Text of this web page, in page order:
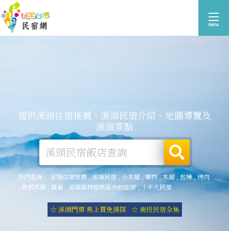
提供溪頭住宿推薦、溪頭民宿介紹、地圖導覽及
溪頭景點
熱門查詢： 溪頭住宿推薦,溪頭民宿,小木屋 寵物,木屋,包棟,烤肉
渡假木屋 露營 溪頭森林遊樂區內的住宿, 小半天民宿
☆ 溪頭門票 馬上買免排隊 ☆ 南投民宿全集